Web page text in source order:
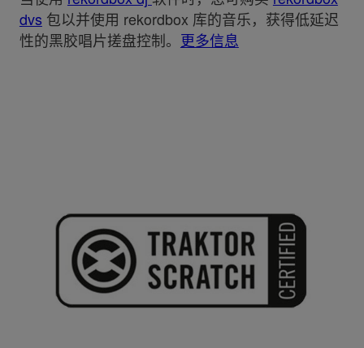
dvs 包以并使用 rekordbox 库的音乐，获得低延迟
性的黑胶唱片搓盘控制。 更多信息